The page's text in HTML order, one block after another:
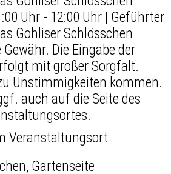
Uhr - 12:00 Uhr | Geführter
Gohliser Schlösschen
Die Eingabe der
mit großer Sorgfalt.
Unstimmigkeiten kommen.
auch auf die Seite des
Veranstaltungsort